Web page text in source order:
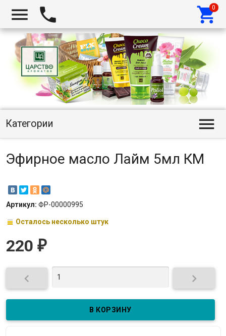
  
Категории 
Эфирное масло Лайм 5мл КМ
Артикул: ФР-00000995
Осталось несколько штук
220 ₽
 